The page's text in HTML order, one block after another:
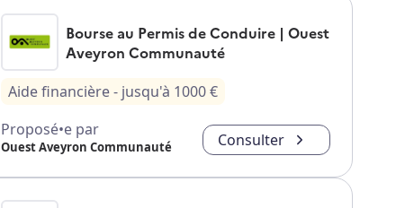
Bourse au Permis de Conduire | Ouest
Aveyron Communauté
Aide financière- jusqu'à 1000€
Proposé•e par
Ouest Aveyron Communauté Consulter